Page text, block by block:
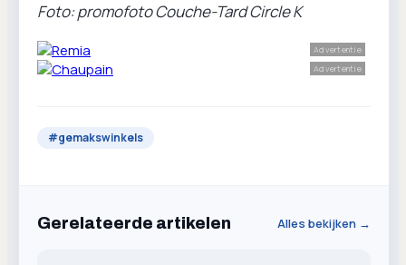
Foto: promofoto Couche-Tard Circle K
Advertentie
Advertentie
#gemakswinkels
Gerelateerde artikelen Alles bekijken →